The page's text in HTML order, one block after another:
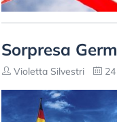
Sorpresa
Violetta Silvestri